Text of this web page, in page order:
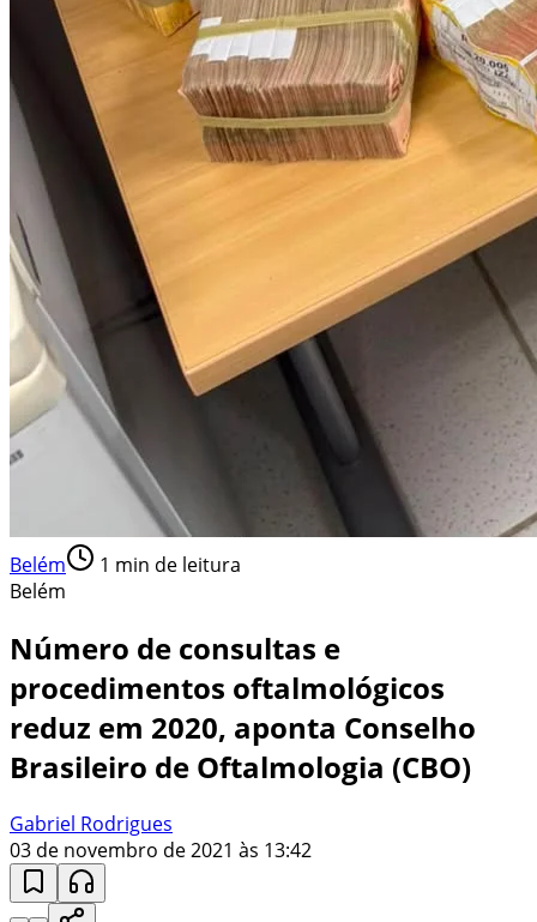
Belém 1 min de leitura
Belém
Número de consultas e
procedimentos oftalmológicos
reduz em 2020, aponta Conselho
Brasileiro de Oftalmologia (CBO)
Gabriel Rodrigues
03 de novembro de 2021 às 13:42